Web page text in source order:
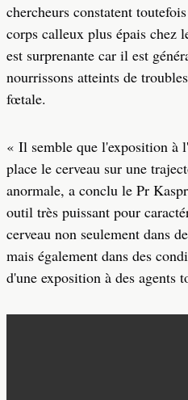
chercheurs constatent
corps calleux plus épais chez
est surprenante car il est
nourrissons atteints de
fœtale.
« Il semble que l'exposition à
place le cerveau sur une
anormale, a conclu le Pr
outil très puissant pour
cerveau non seulement dans
mais également dans des
d'une exposition à des agents